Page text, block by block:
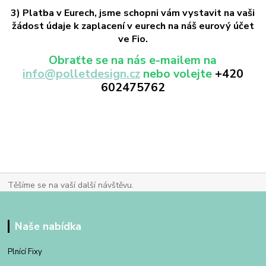
3) Platba v Eurech, jsme schopni vám vystavit na vaši
žádost údaje k zaplacení v eurech na náš eurový účet
ve Fio.
Obraťte se na nás e-mailem na
info@polletdesign.cznebo volejte +420
602475762
Těšíme se na vaší další návštěvu.
Naše nabídka
Plnící Fixy